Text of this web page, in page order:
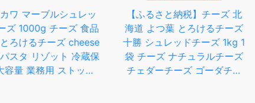
マーブルシュレッ
1000g チーズ 食品
けるチーズ cheese
タ リゾット 冷蔵保
業務用 ストック
【ふるさと納税】チーズ 北
海道 よつ葉 とろけるチーズ
十勝 シュレッドチーズ 1kg 1
袋 チーズ ナチュラルチーズ
チェダーチーズ ゴーダチー